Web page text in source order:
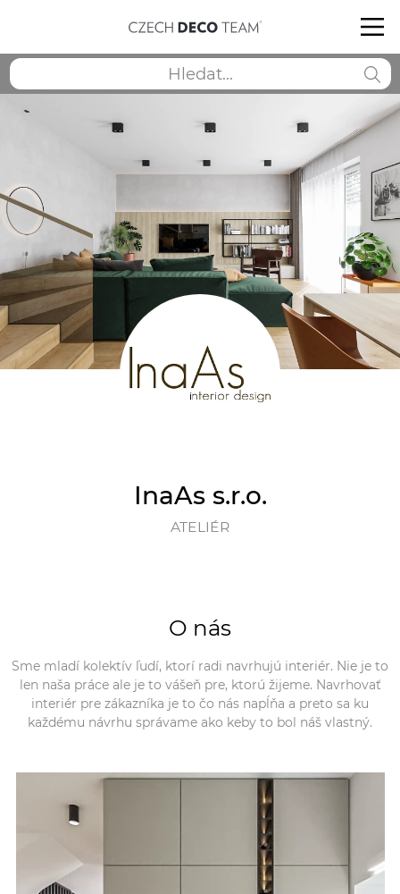
InaAs s.r.o.
ATELIÉR
O nás
Sme mladí kolektív ľudí, ktorí radi navrhujú interiér. Nie je to
len naša práce ale je to vášeň pre, ktorú žijeme. Navrhovať
interiér pre zákazníka je to čo nás napĺňa a preto sa ku
každému návrhu správame ako keby to bol náš vlastný.